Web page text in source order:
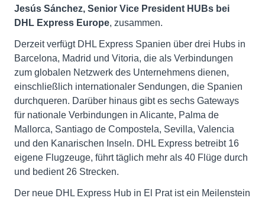
Jesús Sánchez, Senior Vice President HUBs bei
DHL Express Europe, zusammen.
Derzeit verfügt DHL Express Spanien über drei Hubs in
Barcelona, Madrid und Vitoria, die als Verbindungen
zum globalen Netzwerk des Unternehmens dienen,
einschließlich internationaler Sendungen, die Spanien
durchqueren. Darüber hinaus gibt es sechs Gateways
für nationale Verbindungen in Alicante, Palma de
Mallorca, Santiago de Compostela, Sevilla, Valencia
und den Kanarischen Inseln. DHL Express betreibt 16
eigene Flugzeuge, führt täglich mehr als 40 Flüge durch
und bedient 26 Strecken.
Der neue DHL Express Hub in El Prat ist ein Meilenstein